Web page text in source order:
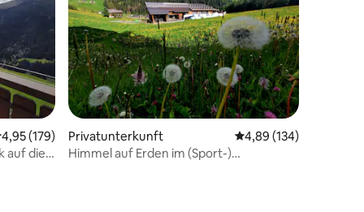
Bewertungen
Bewertung: 4,95 von 5, 179 Bewertungen
4,95 (179)
auf die
Privatunterkunft Durchschnittliche
4,89 (134)
Himmel auf Erden im (Sport-)